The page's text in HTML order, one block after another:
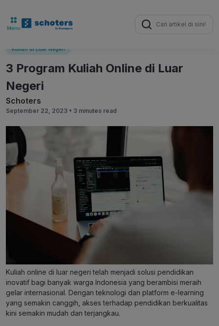
Search
for:
Kuliah di Luar Negeri
3 Program Kuliah Online di Luar
Negeri
Schoters
September 22, 2023 • 3 minutes read
Kuliah online di luar negeri telah menjadi solusi pendidikan
inovatif bagi banyak warga Indonesia yang berambisi meraih
gelar internasional. Dengan teknologi dan platform e-learning
yang semakin canggih, akses terhadap pendidikan berkualitas
kini semakin mudah dan terjangkau.